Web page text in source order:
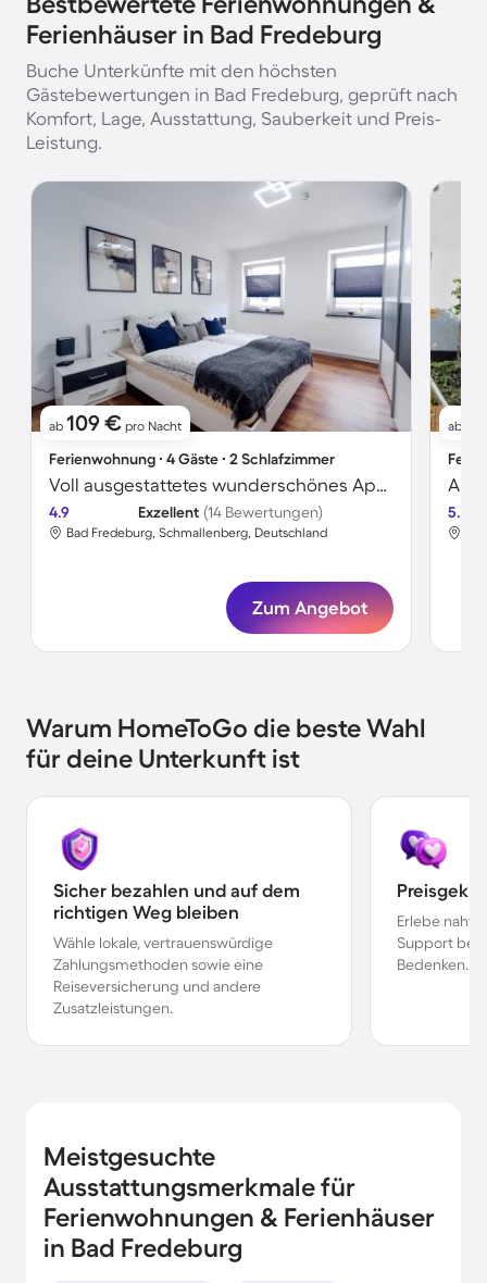
Ferienhäuser in Bad Fredeburg
Buche Unterkünfte mit den höchsten
Gästebewertungen in Bad Fredeburg, geprüft nach
Komfort, Lage, Ausstattung, Sauberkeit und Preis-
Leistung.
ab 109 € pro Nacht
Ferienwohnung ∙ 4 Gäste ∙ 2 Schlafzimmer
Voll ausgestattetes wunderschönes Apartment mit schnellem Internet | Bergblick | Perfekt für die Arbeit von Zuhause
4.9 Exzellent (14 Bewertungen)
Bad Fredeburg, Schmallenberg, Deutschland
Zum Angebot
ab
5.0
Warum HomeToGo die beste Wahl
für deine Unterkunft ist
Sicher bezahlen und auf dem
richtigen Weg bleiben
Wähle lokale, vertrauenswürdige
Zahlungsmethoden sowie eine
Reiseversicherung und andere
Zusatzleistungen.
Erlebe
Support bei
Bedenken.
Meistgesuchte
Ausstattungsmerkmale für
Ferienwohnungen & Ferienhäuser
in Bad Fredeburg